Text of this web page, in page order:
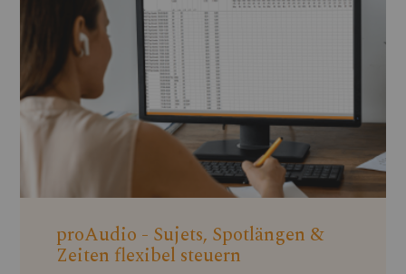
proAudio - Sujets, Spotlängen &
Zeiten flexibel steuern